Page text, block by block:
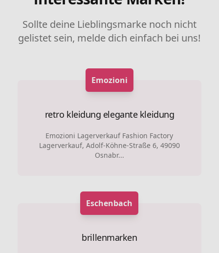
Sollte deine Lieblingsmarke noch nicht
gelistet sein, melde dich einfach bei uns!
Emozioni
retro kleidung elegante kleidung
Emozioni Lagerverkauf Fashion Factory
Lagerverkauf, Adolf-Köhne-Straße 6, 49090
Osnabr...
Eschenbach
brillenmarken